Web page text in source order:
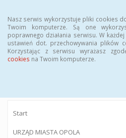
Nasz serwis wykorzystuje pliki cookies
Twoim komputerze. Są one
poprawnego działania serwisu. W
ustawień dot. przechowywania plików
Korzystając z serwisu wyrażasz
cookies na Twoim komputerze.
BIULETYN
Urzędu
Start
URZĄD MIASTA OPOLA